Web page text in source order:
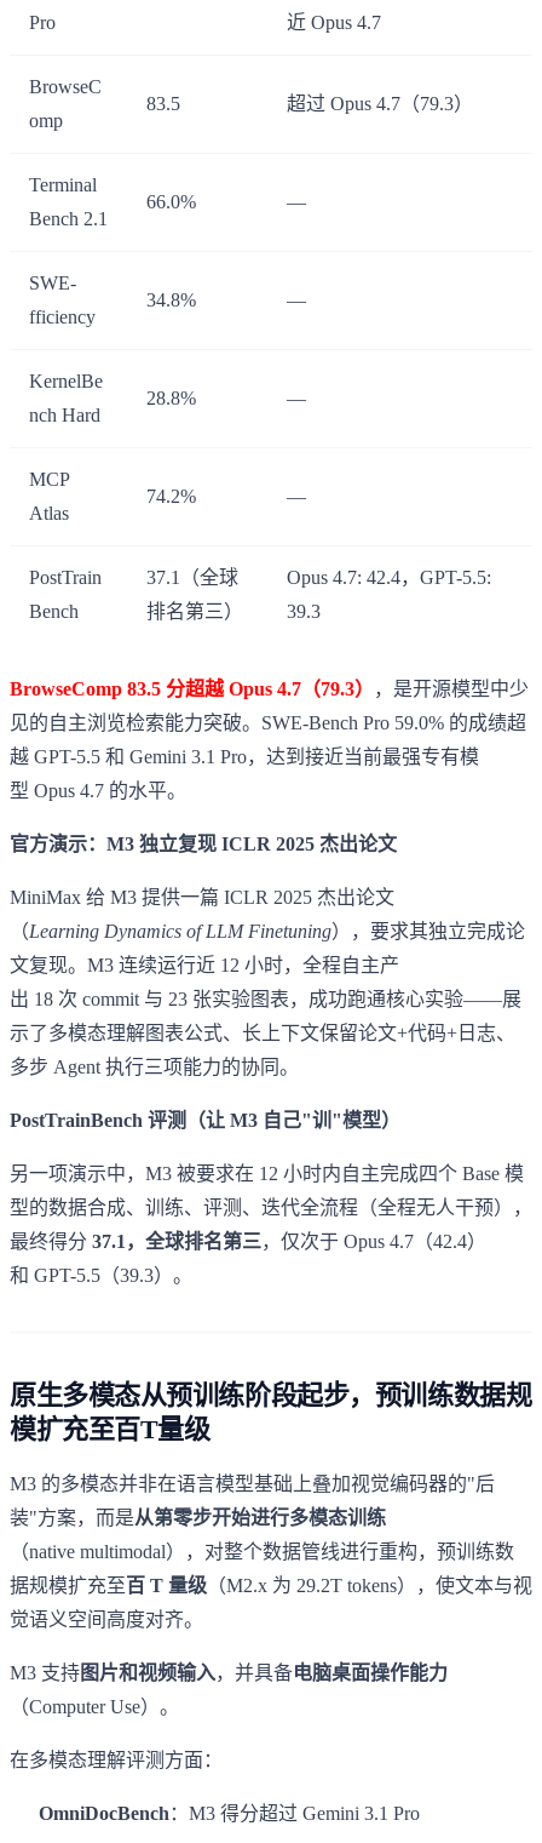
Pro 近 Opus 4.7
BrowseC
omp
83.5 超过 Opus 4.7（79.3）
Terminal
Bench 2.1
66.0% —
SWE-
fficiency
34.8% —
KernelBe
nch Hard
28.8% —
MCP
Atlas
74.2% —
PostTrain
Bench
37.1（全球
排名第三）
Opus 4.7: 42.4，GPT-5.5:
39.3
BrowseComp 83.5 分超越 Opus 4.7（79.3）
，是开源模型中少
见的自主浏览检索能力突破。SWE-Bench Pro 59.0% 的成绩超
越 GPT-5.5 和 Gemini 3.1 Pro，达到接近当前最强专有模
型 Opus 4.7 的水平。
官方演示：M3 独立复现 ICLR 2025 杰出论文
MiniMax 给 M3 提供一篇 ICLR 2025 杰出论文
（Learning Dynamics of LLM Finetuning），要求其独立完成论
文复现。M3 连续运行近 12 小时，全程自主产
出 18 次 commit 与 23 张实验图表，成功跑通核心实验——展
示了多模态理解图表公式、长上下文保留论文+代码+日志、
多步 Agent 执行三项能力的协同。
PostTrainBench 评测（让 M3 自己"训"模型）
另一项演示中，M3 被要求在 12 小时内自主完成四个 Base 模
型的数据合成、训练、评测、迭代全流程（全程无人干预），
最终得分 37.1，全球排名第三，仅次于 Opus 4.7（42.4）
和 GPT-5.5（39.3）。
原生多模态从预训练阶段起步，预训练数据规
模扩充至百T量级
M3 的多模态并非在语言模型基础上叠加视觉编码器的"后
装"方案，而是从第零步开始进行多模态训练
（native multimodal），对整个数据管线进行重构，预训练数
据规模扩充至百 T 量级 （M2.x 为 29.2T tokens），使文本与视
觉语义空间高度对齐。
M3 支持图片和视频输入，并具备电脑桌面操作能力
（Computer Use）。
在多模态理解评测方面：
OmniDocBench ：M3 得分超过 Gemini 3.1 Pro